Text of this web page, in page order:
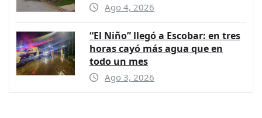
Ago 4, 2026
“El Niño” llegó a Escobar: en tres
horas cayó más agua que en
todo un mes
Ago 3, 2026